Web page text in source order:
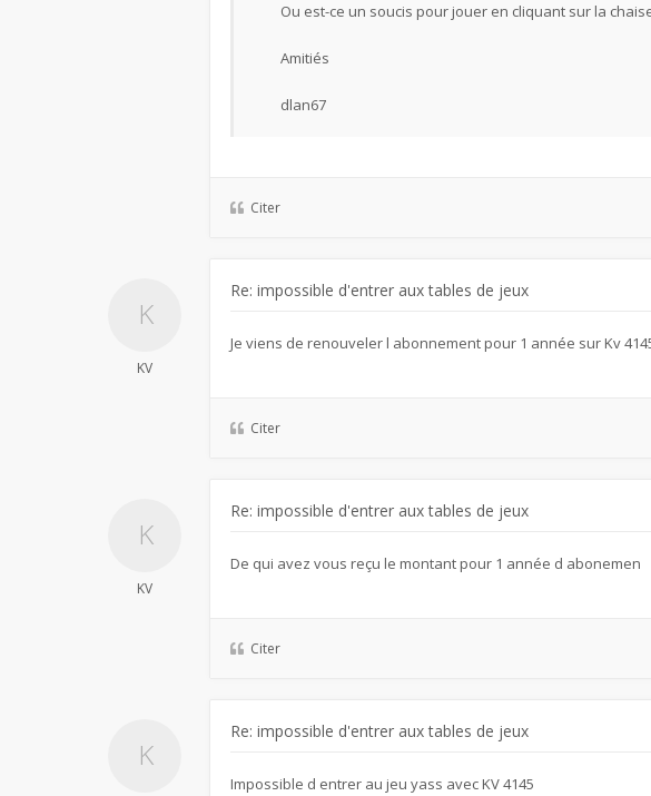
Ou est-ce un soucis pour jouer en cliquant sur la
Amitiés
dlan67
Citer
KV
Re: impossible d'entrer aux tables de jeux
Je viens de renouveler l abonnement pour 1 année sur Kv
Citer
KV
Re: impossible d'entrer aux tables de jeux
De qui avez vous reçu le montant pour 1 année d abonemen
Citer
Re: impossible d'entrer aux tables de jeux
Impossible d entrer au jeu yass avec KV 4145